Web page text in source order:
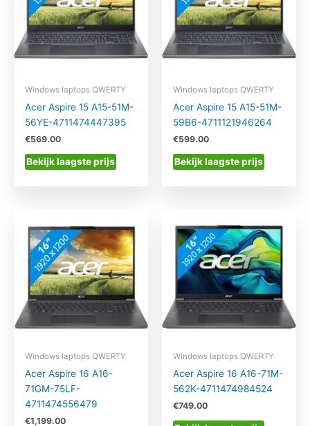
Windows laptops QWERTY
Acer Aspire 15 A15-51M-
56YE-4711474447395
€569.00
Bekijk laagste prijs
Windows laptops QWERTY
Acer Aspire 15 A15-51M-
59B6-4711121946264
€599.00
Bekijk laagste prijs
Windows laptops QWERTY
Acer Aspire 16 A16-
71GM-75LF-
4711474556479
€1,199.00
Windows laptops QWERTY
Acer Aspire 16 A16-71M-
562K-4711474984524
€749.00